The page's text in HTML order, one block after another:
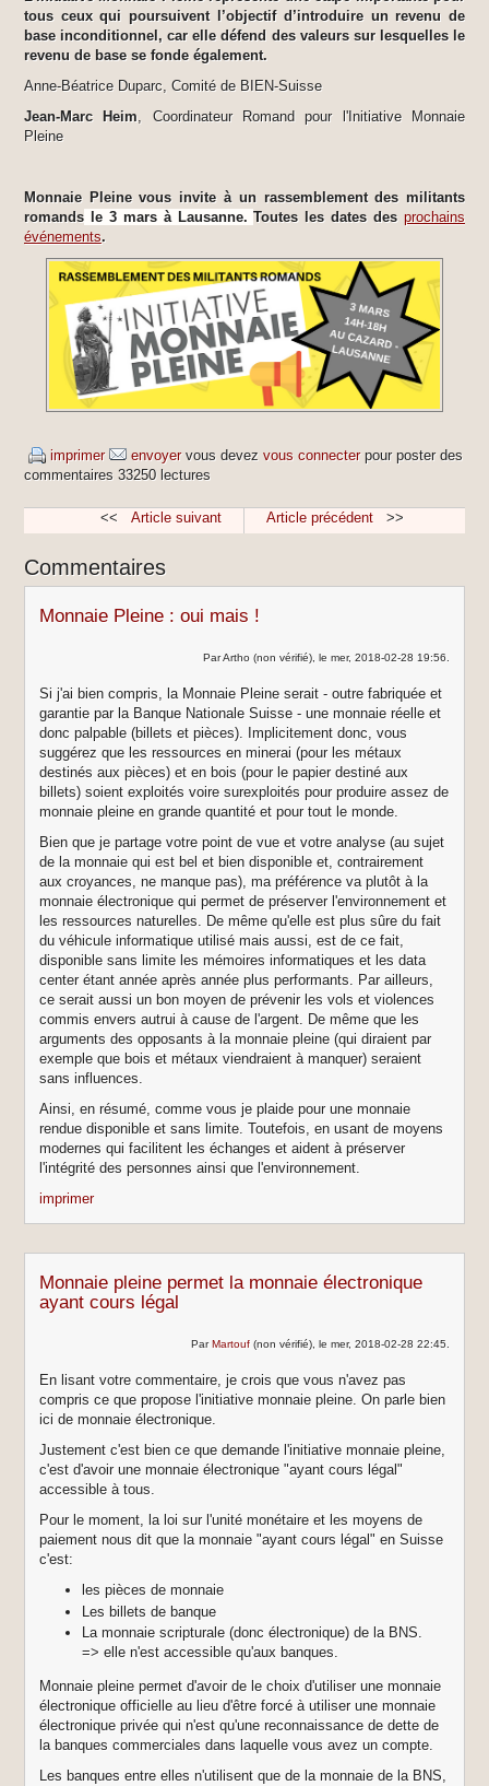
tous ceux qui poursuivent l’objectif d’introduire un revenu de
base inconditionnel, car elle défend des valeurs sur lesquelles le
revenu de base se fonde également.
Anne-Béatrice Duparc, Comité de BIEN-Suisse
Jean-Marc Heim , Coordinateur Romand pour l'Initiative Monnaie
Pleine
Monnaie Pleine vous invite à un rassemblement des militants
romandsle 3 mars à Lausanne.Toutes les dates desprochains
événements.
imprimer envoyer vous devez vous connecterpour poster des
commentaires 33250 lectures
<< Article suivant Article précédent>>
Commentaires
Monnaie Pleine : oui mais !
Par Artho (non vérifié), le mer, 2018-02-28 19:56.
Si j'ai bien compris, la Monnaie Pleine serait - outre fabriquée et
garantie par la Banque Nationale Suisse - une monnaie réelle et
donc palpable (billets et pièces). Implicitement donc, vous
suggérez que les ressources en minerai (pour les métaux
destinés aux pièces) et en bois (pour le papier destiné aux
billets) soient exploités voire surexploités pour produire assez de
monnaie pleine en grande quantité et pour tout le monde.
Bien que je partage votre point de vue et votre analyse (au sujet
de la monnaie qui est bel et bien disponible et, contrairement
aux croyances, ne manque pas), ma préférence va plutôt à la
monnaie électronique qui permet de préserver l'environnement et
les ressources naturelles. De même qu'elle est plus sûre du fait
du véhicule informatique utilisé mais aussi, est de ce fait,
disponible sans limite les mémoires informatiques et les data
center étant année après année plus performants. Par ailleurs,
ce serait aussi un bon moyen de prévenir les vols et violences
commis envers autrui à cause de l'argent. De même que les
arguments des opposants à la monnaie pleine (qui diraient par
exemple que bois et métaux viendraient à manquer) seraient
sans influences.
Ainsi, en résumé, comme vous je plaide pour une monnaie
rendue disponible et sans limite. Toutefois, en usant de moyens
modernes qui facilitent les échanges et aident à préserver
l'intégrité des personnes ainsi que l'environnement.
imprimer
Monnaie pleine permet la monnaie électronique
ayant cours légal
ParMartouf (non vérifié), le mer, 2018-02-28 22:45.
En lisant votre commentaire, je crois que vous n'avez pas
compris ce que propose l'initiative monnaie pleine. On parle bien
ici de monnaie électronique.
Justement c'est bien ce que demande l'initiative monnaie pleine,
c'est d'avoir une monnaie électronique "ayant cours légal"
accessible à tous.
Pour le moment, la loi sur l'unité monétaire et les moyens de
paiement nous dit que la monnaie "ayant cours légal" en Suisse
c'est:
les pièces de monnaie
Les billets de banque
La monnaie scripturale (donc électronique) de la BNS.
=> elle n'est accessible qu'aux banques.
Monnaie pleine permet d'avoir de le choix d'utiliser une monnaie
électronique officielle au lieu d'être forcé à utiliser une monnaie
électronique privée qui n'est qu'une reconnaissance de dette de
la banques commerciales dans laquelle vous avez un compte.
Les banques entre elles n'utilisent que de la monnaie de la BNS,